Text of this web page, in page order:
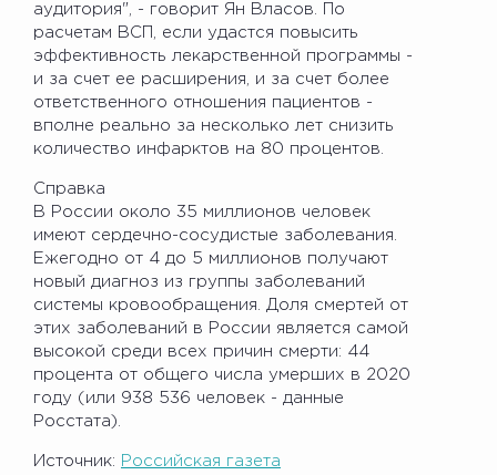
аудитория", - говорит Ян Власов. По
расчетам ВСП, если удастся повысить
эффективность лекарственной программы -
и за счет ее расширения, и за счет более
ответственного отношения пациентов -
вполне реально за несколько лет снизить
количество инфарктов на 80 процентов.
Справка
В России около 35 миллионов человек
имеют сердечно-сосудистые заболевания.
Ежегодно от 4 до 5 миллионов получают
новый диагноз из группы заболеваний
системы кровообращения. Доля смертей от
этих заболеваний в России является самой
высокой среди всех причин смерти: 44
процента от общего числа умерших в 2020
году (или 938 536 человек - данные
Росстата).
Источник: Российская газета